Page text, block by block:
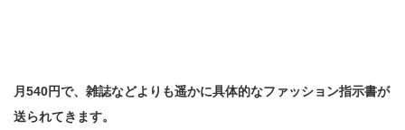
月540円で、雑誌などよりも遥かに具体的なファッション指示書が
送られてきます。